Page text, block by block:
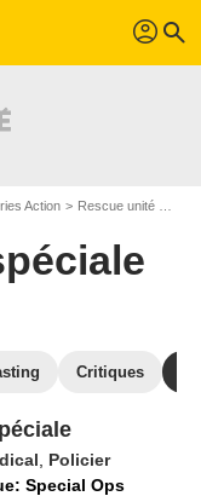
profil search
Action Rescue unité spéciale
Critiques
Policier
Special Ops